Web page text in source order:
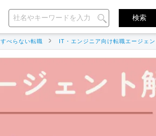
すべらない転職 IT・エンジニア向け転職エージェン